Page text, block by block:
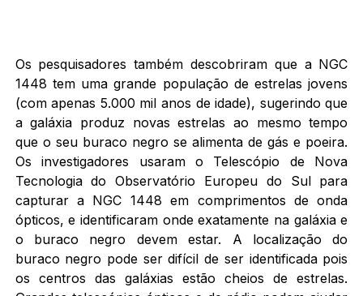
Os pesquisadores também descobriram que a NGC
1448 tem uma grande população de estrelas jovens
(com apenas 5.000 mil anos de idade), sugerindo que
a galáxia produz novas estrelas ao mesmo tempo
que o seu buraco negro se alimenta de gás e poeira.
Os investigadores usaram o Telescópio de Nova
Tecnologia do Observatório Europeu do Sul para
capturar a NGC 1448 em comprimentos de onda
ópticos, e identificaram onde exatamente na galáxia e
o buraco negro devem estar. A localização do
buraco negro pode ser difícil de ser identificada pois
os centros das galáxias estão cheios de estrelas.